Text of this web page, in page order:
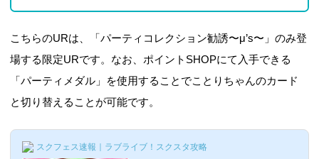
こちらのURは、「パーティコレクション勧誘〜μ’s〜」のみ登
場する限定URです。なお、ポイントSHOPにて入手できる
「パーティメダル」を使用することでことりちゃんのカード
と切り替えることが可能です。
スクフェス速報｜ラブライブ！スクスタ攻略